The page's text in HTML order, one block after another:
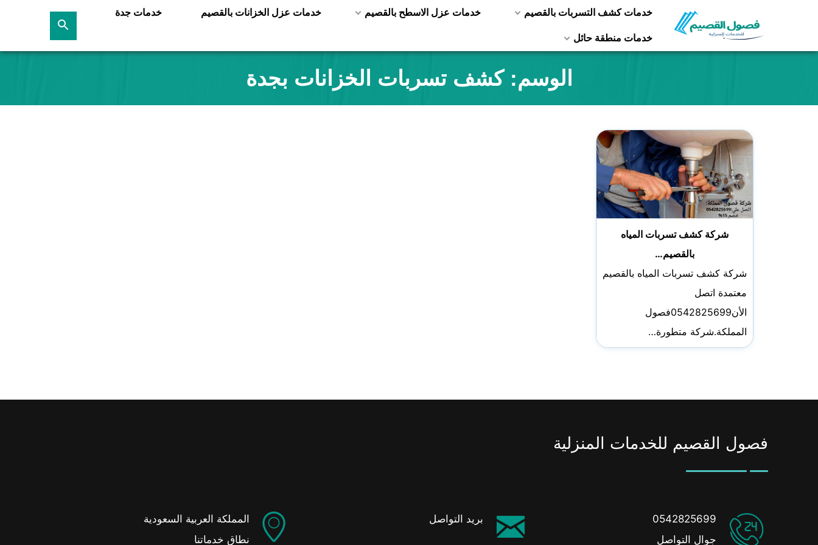
المحتوى
خدمات كشف التسربات بالقصيم خدمات عزل الاسطح بالقصيم خدمات عزل الخزانات بالقصيم خدمات جدة
خدمات منطقة حائل
بحث
الوسم:كشف تسربات الخزانات بجدة
شركة كشف تسربات المياه
بالقصيم…
شركة كشف تسربات المياه بالقصيم
معتمدة اتصل
الأن0542825699فصول
المملكة.شركة متطورة…
فصول القصيم للخدمات المنزلية
0542825699
جوال التواصل
بريد التواصل
المملكة العربية السعودية
نطاق خدماتنا